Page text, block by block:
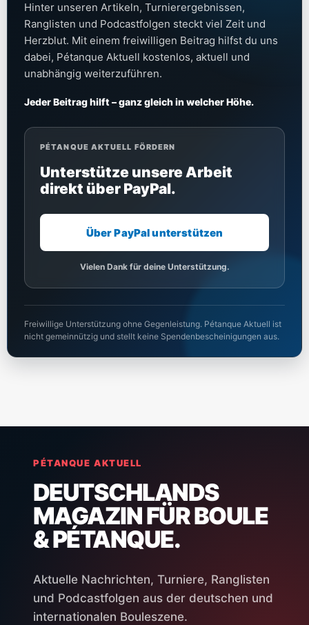
Hinter unseren Artikeln, Turnierergebnissen,
Ranglisten und Podcastfolgen steckt viel Zeit und
Herzblut. Mit einem freiwilligen Beitrag hilfst du uns
dabei, Pétanque Aktuell kostenlos, aktuell und
unabhängig weiterzuführen.
Jeder Beitrag hilft – ganz gleich in welcher Höhe.
PÉTANQUE AKTUELL FÖRDERN
Unterstütze unsere Arbeit
direkt über PayPal.
Über PayPal unterstützen
Vielen Dank für deine Unterstützung.
Freiwillige Unterstützung ohne Gegenleistung. Pétanque Aktuell ist
nicht gemeinnützig und stellt keine Spendenbescheinigungen aus.
PÉTANQUE AKTUELL
DEUTSCHLANDS
MAGAZIN FÜR BOULE
& PÉTANQUE.
Aktuelle Nachrichten, Turniere, Ranglisten
und Podcastfolgen aus der deutschen und
internationalen Bouleszene.